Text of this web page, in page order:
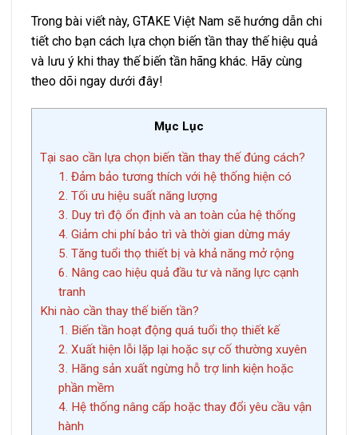
Trong bài viết này, GTAKE Việt Nam sẽ hướng dẫn chi
tiết cho bạn cách lựa chọn biến tần thay thế hiệu quả
và lưu ý khi thay thế biến tần hãng khác. Hãy cùng
theo dõi ngay dưới đây!
Mục Lục
Tại sao cần lựa chọn biến tần thay thế đúng cách?
1. Đảm bảo tương thích với hệ thống hiện có
2. Tối ưu hiệu suất năng lượng
3. Duy trì độ ổn định và an toàn của hệ thống
4. Giảm chi phí bảo trì và thời gian dừng máy
5. Tăng tuổi thọ thiết bị và khả năng mở rộng
6. Nâng cao hiệu quả đầu tư và năng lực cạnh
tranh
Khi nào cần thay thế biến tần?
1. Biến tần hoạt động quá tuổi thọ thiết kế
2. Xuất hiện lỗi lặp lại hoặc sự cố thường xuyên
3. Hãng sản xuất ngừng hỗ trợ linh kiện hoặc
phần mềm
4. Hệ thống nâng cấp hoặc thay đổi yêu cầu vận
hành